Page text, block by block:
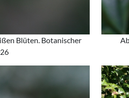
Blüten. Botanischer